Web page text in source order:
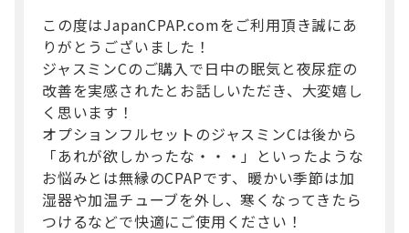
この度はJapanCPAP.comをご利用頂き誠にあ
りがとうございました！
ジャスミンCのご購入で日中の眠気と夜尿症の
改善を実感されたとお話しいただき、大変嬉し
く思います！
オプションフルセットのジャスミンCは後から
「あれが欲しかったな・・・」といったような
お悩みとは無縁のCPAPです、暖かい季節は加
湿器や加温チューブを外し、寒くなってきたら
つけるなどで快適にご使用ください！